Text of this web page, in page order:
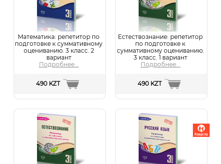
Математика: репетитор по
подготовке к суммативному
оцениванию. 3 класс. 2
вариант
Подробнее...
490 KZT
Естествознание: репетитор
по подготовке к
суммативному оцениванию.
3 класс. 1 вариант
Подробнее...
490 KZT